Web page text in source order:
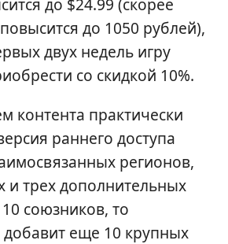
до $24.99 (скорее
до 1050 рублей),
двух недель игру
со скидкой 10%.
контента практически
раннего доступа
регионов,
и трех дополнительных
союзников, то
еще 10 крупных